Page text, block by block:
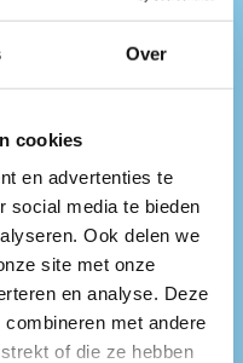
Over
cookies
en advertenties te
social media te bieden
Ook delen we
site met onze
en analyse. Deze
met andere
of die ze hebben
altijd de aux
een
is uit de dj-
voor
publiek